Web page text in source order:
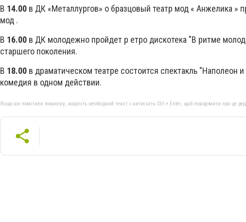
В 14.00 в ДК «Металлургов» о бразцовый театр мод « Анжелика »
мод .
В 16.00 в ДК молодежно пройдет р етро дискотека "В ритме
старшего поколения.
В 18.00 в драматическом театре состоится спектакль "Наполеон
комедия в одном действии.
Якщо ви помітили помилку, виділіть необхідний текст і натисніть Ctrl + Enter, щоб повідомити про це